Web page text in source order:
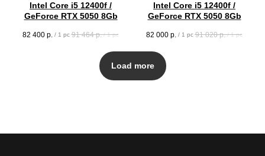
Intel Core i5 12400f /
GeForce RTX 5050 8Gb
82 400 р. / 1 pc 91 464 р. / 1 pc
Intel Core i5 12400f /
GeForce RTX 5050 8Gb
82 000 р. / 1 pc 91 020 р. / 1 pc
Load more